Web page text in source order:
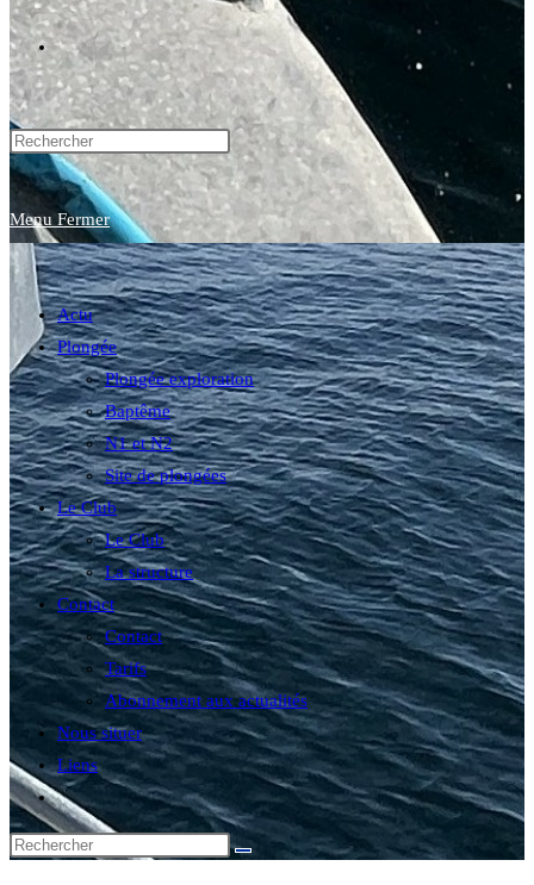
Toggle
website
search
Menu Fermer
Actu
Plongée
Plongée exploration
Baptême
N1 et N2
Site de plongées
Le Club
Le Club
La structure
Contact
Contact
Tarifs
Abonnement aux actualités
Nous situer
Liens
Toggle
website
search